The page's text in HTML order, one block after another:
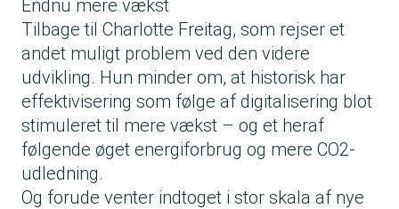
Endnu mere vækst
Tilbage til Charlotte Freitag, som rejser et
andet muligt problem ved den videre
udvikling. Hun minder om, at historisk har
effektivisering som følge af digitalisering blot
stimuleret til mere vækst – og et heraf
følgende øget energiforbrug og mere CO2-
udledning.
Og forude venter indtoget i stor skala af nye